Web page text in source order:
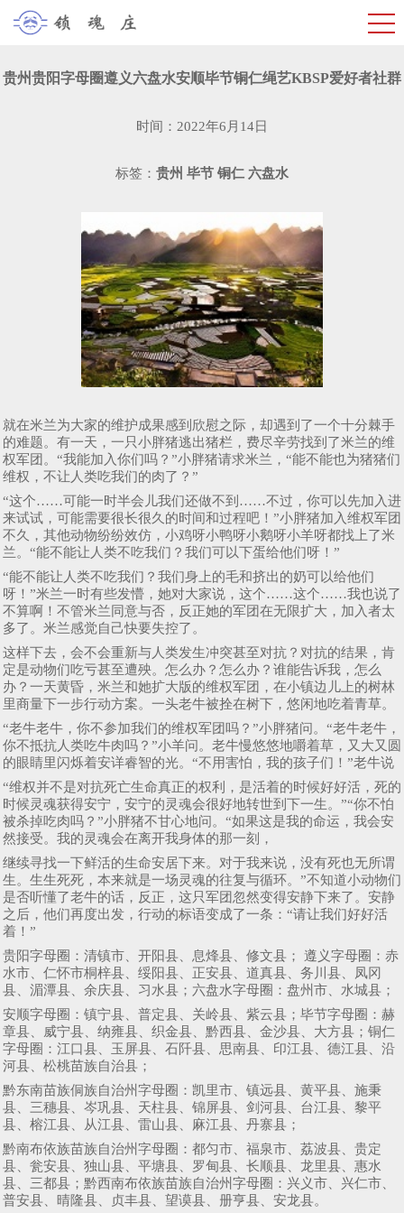
贵州贵阳字母圈遵义六盘水安顺毕节铜仁绳艺KBSP爱好者社群
时间：2022年6月14日
标签： 贵州 毕节 铜仁 六盘水
就在米兰为大家的维护成果感到欣慰之际，却遇到了一个十分棘手
的难题。有一天，一只小胖猪逃出猪栏，费尽辛劳找到了米兰的维
权军团。“我能加入你们吗？”小胖猪请求米兰，“能不能也为猪猪们
维权，不让人类吃我们的肉了？”
“这个……可能一时半会儿我们还做不到……不过，你可以先加入进
来试试，可能需要很长很久的时间和过程吧！”小胖猪加入维权军团
不久，其他动物纷纷效仿，小鸡呀小鸭呀小鹅呀小羊呀都找上了米
兰。“能不能让人类不吃我们？我们可以下蛋给他们呀！”
“能不能让人类不吃我们？我们身上的毛和挤出的奶可以给他们
呀！”米兰一时有些发懵，她对大家说，这个……这个……我也说了
不算啊！不管米兰同意与否，反正她的军团在无限扩大，加入者太
多了。米兰感觉自己快要失控了。
这样下去，会不会重新与人类发生冲突甚至对抗？对抗的结果，肯
定是动物们吃亏甚至遭殃。怎么办？怎么办？谁能告诉我，怎么
办？一天黄昏，米兰和她扩大版的维权军团，在小镇边儿上的树林
里商量下一步行动方案。一头老牛被拴在树下，悠闲地吃着青草。
“老牛老牛，你不参加我们的维权军团吗？”小胖猪问。“老牛老牛，
你不抵抗人类吃牛肉吗？”小羊问。老牛慢悠悠地嚼着草，又大又圆
的眼睛里闪烁着安详睿智的光。“不用害怕，我的孩子们！”老牛说
“维权并不是对抗死亡生命真正的权利，是活着的时候好好活，死的
时候灵魂获得安宁，安宁的灵魂会很好地转世到下一生。”“你不怕
被杀掉吃肉吗？”小胖猪不甘心地问。“如果这是我的命运，我会安
然接受。我的灵魂会在离开我身体的那一刻，
继续寻找一下鲜活的生命安居下来。对于我来说，没有死也无所谓
生。生生死死，本来就是一场灵魂的往复与循环。”不知道小动物们
是否听懂了老牛的话，反正，这只军团忽然变得安静下来了。安静
之后，他们再度出发，行动的标语变成了一条：“请让我们好好活
着！”
贵阳字母圈：清镇市、开阳县、息烽县、修文县； 遵义字母圈：赤
水市、仁怀市桐梓县、绥阳县、正安县、道真县、务川县、凤冈
县、湄潭县、余庆县、习水县；六盘水字母圈：盘州市、水城县；
安顺字母圈：镇宁县、普定县、关岭县、紫云县；毕节字母圈：赫
章县、威宁县、纳雍县、织金县、黔西县、金沙县、大方县；铜仁
字母圈：江口县、玉屏县、石阡县、思南县、印江县、德江县、沿
河县、松桃苗族自治县；
黔东南苗族侗族自治州字母圈：凯里市、镇远县、黄平县、施秉
县、三穗县、岑巩县、天柱县、锦屏县、剑河县、台江县、黎平
县、榕江县、从江县、雷山县、麻江县、丹寨县；
黔南布依族苗族自治州字母圈：都匀市、福泉市、荔波县、贵定
县、瓮安县、独山县、平塘县、罗甸县、长顺县、龙里县、惠水
县、三都县；黔西南布依族苗族自治州字母圈：兴义市、兴仁市、
普安县、晴隆县、贞丰县、望谟县、册亨县、安龙县。